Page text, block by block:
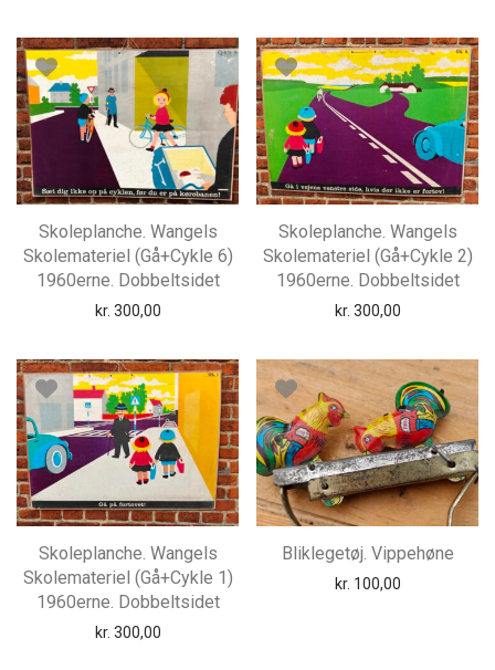
Skoleplanche. Wangels
Skolemateriel (Gå+Cykle 6)
1960erne. Dobbeltsidet
kr. 300,00
Skoleplanche. Wangels
Skolemateriel (Gå+Cykle 2)
1960erne. Dobbeltsidet
kr. 300,00
Skoleplanche. Wangels
Skolemateriel (Gå+Cykle 1)
1960erne. Dobbeltsidet
kr. 300,00
Bliklegetøj. Vippehøne
kr. 100,00